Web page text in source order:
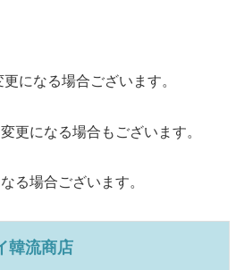
になる場合ございます。
更になる場合もございます。
る場合ございます。
韓流商店